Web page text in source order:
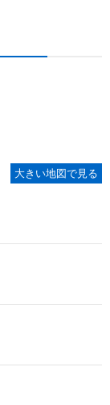
大きい地図で見る